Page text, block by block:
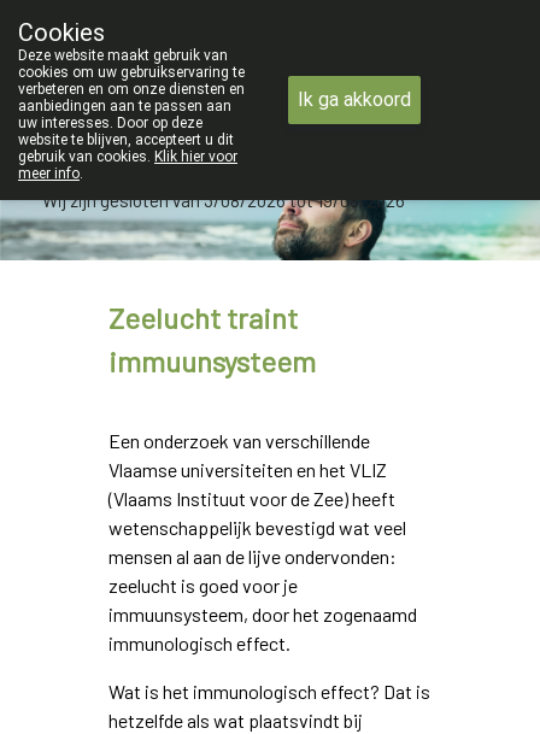
09 228 32 36
Wij zijn gesloten van 3/08/2026 tot 19/08/2026
Zeelucht traint
immuunsysteem
Een onderzoek van verschillende
Vlaamse universiteiten en het VLIZ
(Vlaams Instituut voor de Zee) heeft
wetenschappelijk bevestigd wat veel
mensen al aan de lijve ondervonden:
zeelucht is goed voor je
immuunsysteem, door het zogenaamd
immunologisch effect.
Wat is het immunologisch effect? Dat is
hetzelfde als wat plaatsvindt bij
Cookies
Deze website maakt gebruik van
cookies om uw gebruikservaring te
verbeteren en om onze diensten en
aanbiedingen aan te passen aan
uw interesses. Door op deze
website te blijven, accepteert u dit
gebruik van cookies. Klik hier voor
meer info.
Ik ga akkoord